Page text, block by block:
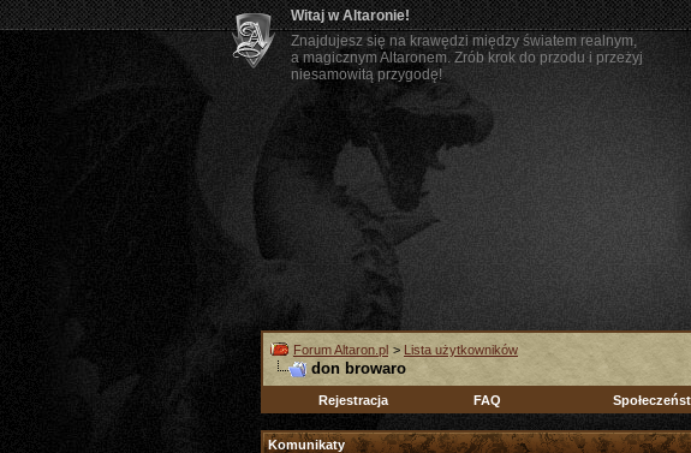
Witaj w Altaronie!
Znajdujesz się na krawędzi między światem realnym,
a magicznym Altaronem. Zrób krok do przodu i przeżyj
niesamowitą przygodę!
Forum Altaron.pl > Lista użytkowników
don browaro
Rejestracja FAQ
Komunikaty